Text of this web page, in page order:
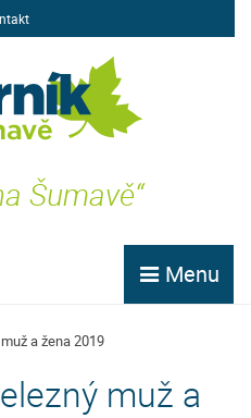
Šumavě“
Menu
a žena 2019
muž a